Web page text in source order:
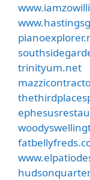
trinityum.net